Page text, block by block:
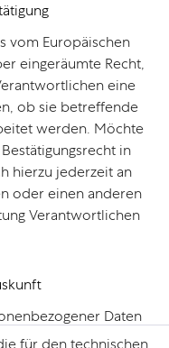
vom Europäischen
eingeräumte Recht,
eine
ob sie betreffende
werden. Möchte
in
hierzu jederzeit an
oder einen anderen
Verantwortlichen
Daten
Richtlinien-
für den technischen